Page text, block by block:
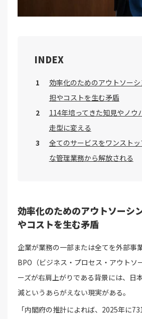
INDEX
効率化のためのアウトソー
担やコストを生む矛盾
114年培ってきた知見やノウ
走型に変える
全てのサービスをワンスト
な管理業務から解放される
効率化のためのアウトソーシ
やコストを生む矛盾
企業が業務の一部または全てを外部事
BPO（ビジネス・プロセス・アウトソ
ーズが右肩上がりである背景には、日
減というあらがえない現実がある。
「内閣府の推計によれば、2025年に